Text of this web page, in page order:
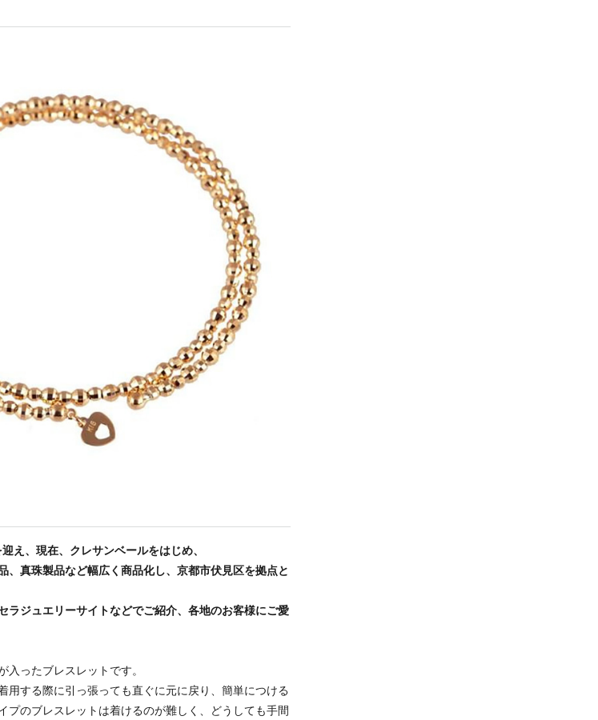
え、現在、クレサンベールをはじめ、
、真珠製品など幅広く商品化し、京都市伏見区を拠点と
ラジュエリーサイトなどでご紹介、各地のお客様にご愛
入ったブレスレットです。
用する際に引っ張っても直ぐに元に戻り、簡単につける
プのブレスレットは着けるのが難しく、どうしても手間